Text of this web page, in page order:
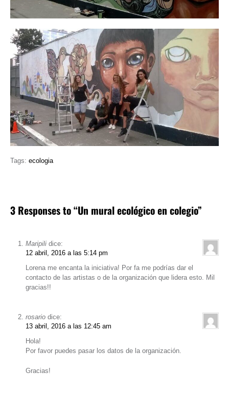
Tags: ecologia
3 Responses to “Un mural ecológico en colegio”
Maripili dice:
12 abril, 2016 a las 5:14 pm
Lorena me encanta la iniciativa! Por fa me podrías dar el
contacto de las artistas o de la organización que lidera esto. Mil
gracias!!
rosario dice:
13 abril, 2016 a las 12:45 am
Hola!
Por favor puedes pasar los datos de la organización.
Gracias!